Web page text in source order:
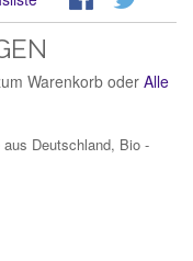
Warenkorb oder Alle
Deutschland, Bio -